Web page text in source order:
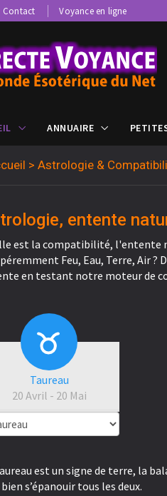
Contact Voyance en ligne
ANNUAIRE
> Astrologie &
entente
est la compatibilité, l'entente
Feu, Eau, Terre, Air ?
en testant notre moteur de
Taureau
20 Avril - 20 Mai
est un signe de terre, la
s’épanouir tous les deux.